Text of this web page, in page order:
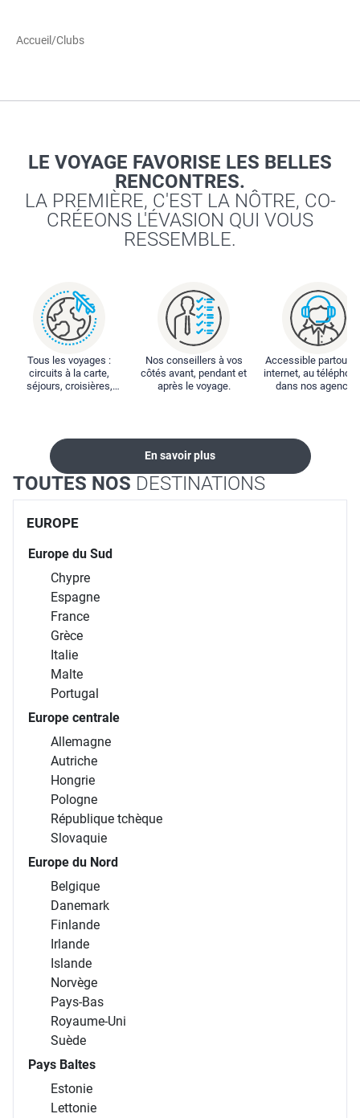
Accueil/Clubs
LE VOYAGE FAVORISE LES BELLES
RENCONTRES.
LA PREMIÈRE, C'EST LA NÔTRE, CO-
CRÉEONS L'ÉVASION QUI VOUS
RESSEMBLE.
Tous les voyages :
circuits à la carte,
séjours, croisières,
Nos conseillers à vos
côtés avant, pendant et
après le voyage.
Accessible partout :
internet, au
dans nos
En savoir plus
TOUTES NOS DESTINATIONS
EUROPE
Europe du Sud
Chypre
Espagne
France
Grèce
Italie
Malte
Portugal
Europe centrale
Allemagne
Autriche
Hongrie
Pologne
République tchèque
Slovaquie
Europe du Nord
Belgique
Danemark
Finlande
Irlande
Islande
Norvège
Pays-Bas
Royaume-Uni
Suède
Pays Baltes
Estonie
Lettonie